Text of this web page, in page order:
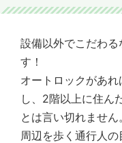
設備以外でこだわる
す！
オートロックがあ
し、2階以上に住ん
とは言い切れませ
周辺を歩く通行人